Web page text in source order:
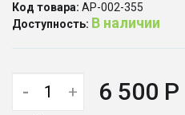
Код товара: АР-002-355
Доступность: В наличии
- + 6 500 Р